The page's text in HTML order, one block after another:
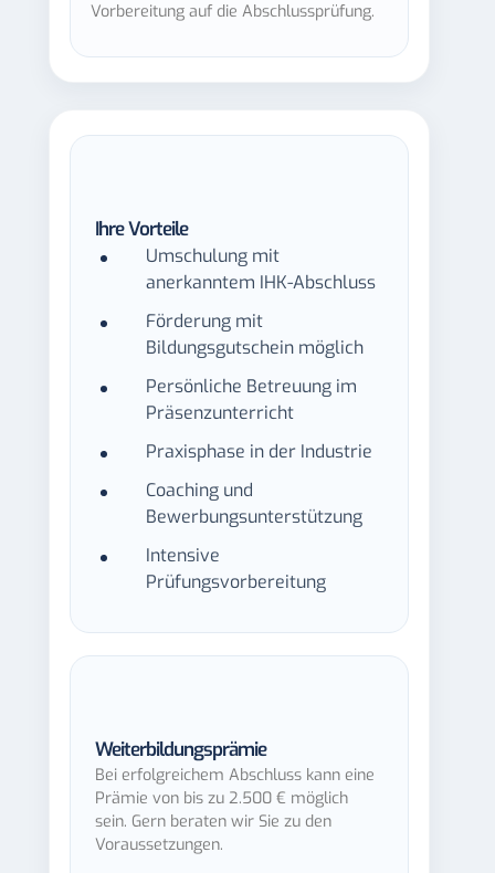
Vorbereitung auf die Abschlussprüfung.
Ihre Vorteile
Umschulung mit
anerkanntem IHK-Abschluss
Förderung mit
Bildungsgutschein möglich
Persönliche Betreuung im
Präsenzunterricht
Praxisphase in der Industrie
Coaching und
Bewerbungsunterstützung
Intensive
Prüfungsvorbereitung
Weiterbildungsprämie
Bei erfolgreichem Abschluss kann eine
Prämie von bis zu 2.500 € möglich
sein. Gern beraten wir Sie zu den
Voraussetzungen.